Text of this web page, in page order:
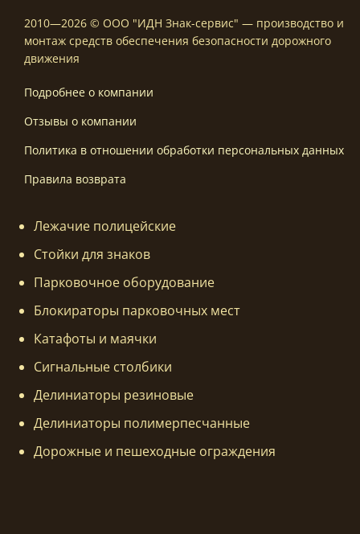
2010—2026 © ООО "ИДН Знак-сервис" — производство и
монтаж средств обеспечения безопасности дорожного
движения
Подробнее о компании
Отзывы о компании
Политика в отношении обработки персональных данных
Правила возврата
Лежачие полицейские
Стойки для знаков
Парковочное оборудование
Блокираторы парковочных мест
Катафоты и маячки
Сигнальные столбики
Делиниаторы резиновые
Делиниаторы полимерпесчанные
Дорожные и пешеходные ограждения